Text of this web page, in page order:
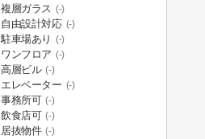
複層ガラス (-)
自由設計対応 (-)
駐車場あり (-)
ワンフロア (-)
高層ビル (-)
エレベーター (-)
事務所可 (-)
飲食店可 (-)
居抜物件 (-)